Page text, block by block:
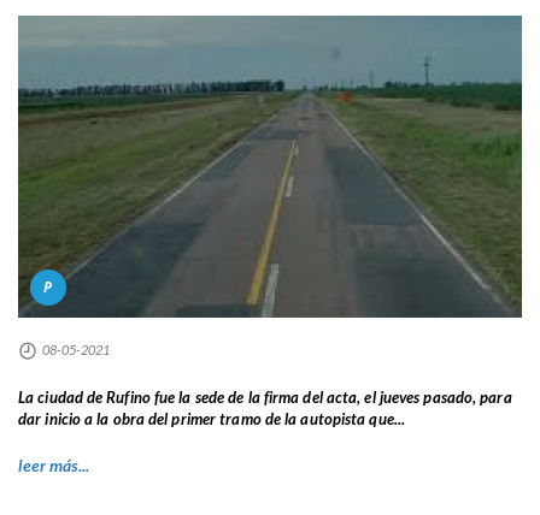
P
08-05-2021
La ciudad de Rufino fue la sede de la firma del acta, el jueves pasado, para
dar inicio a la obra del primer tramo de la autopista que...
leer más...